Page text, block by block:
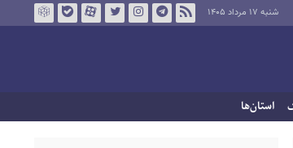
شنبه ۱۷ مرداد ۱۴۰۵
استان‌ها